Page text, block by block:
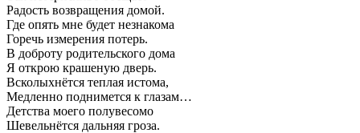
Радость возвращения домой.
Где опять мне будет незнакома
Горечь измерения потерь.
В доброту родительского дома
Я открою крашеную дверь.
Всколыхнётся теплая истома,
Медленно поднимется к глазам…
Детства моего полувесомо
Шевельнётся дальняя гроза.